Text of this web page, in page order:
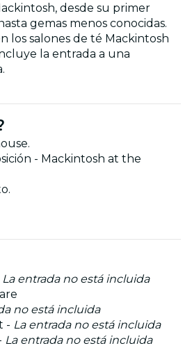
desde su primer
gemas menos conocidas.
los salones de té Mackintosh
la entrada a una
- Mackintosh at the
La entrada no está incluida
no está incluida
- La entrada no está incluida
La entrada no está incluida